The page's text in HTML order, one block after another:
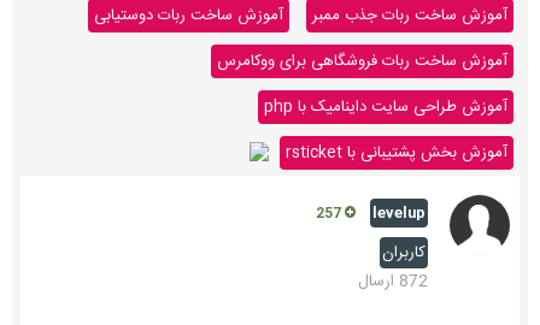
آموزش ساخت ربات جذب ممبر
آموزش ساخت ربات دوستیابی
آموزش ساخت ربات فروشگاهی برای ووکامرس
آموزش طراحی سایت داینامیک با php
آموزش بخش پشتیبانی با rsticket
levelup
کاربران
872 ارسال